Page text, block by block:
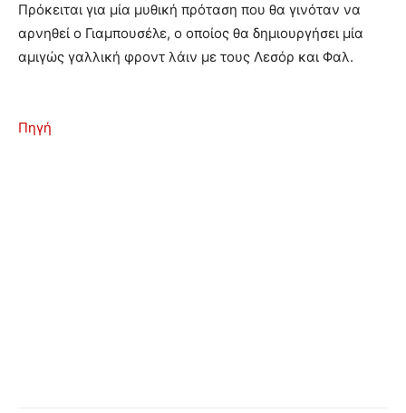
Πρόκειται για μία μυθική πρόταση που θα γινόταν να
αρνηθεί ο Γιαμπουσέλε, ο οποίος θα δημιουργήσει μία
αμιγώς γαλλική φροντ λάιν με τους Λεσόρ και Φαλ.
Πηγή